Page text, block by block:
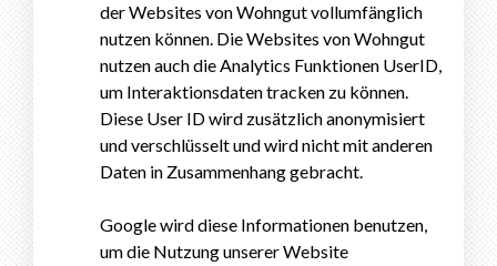
der Websites von Wohngut vollumfänglich
nutzen können. Die Websites von Wohngut
nutzen auch die Analytics Funktionen UserID,
um Interaktionsdaten tracken zu können.
Diese User ID wird zusätzlich anonymisiert
und verschlüsselt und wird nicht mit anderen
Daten in Zusammenhang gebracht.
Google wird diese Informationen benutzen,
um die Nutzung unserer Website